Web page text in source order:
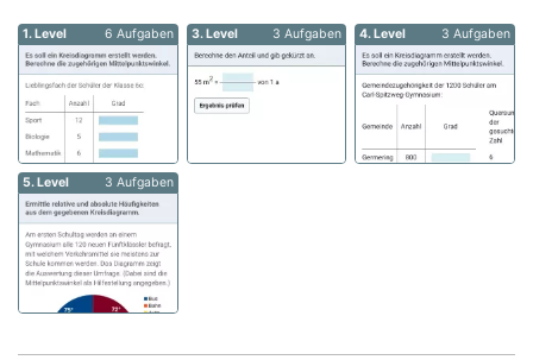
1. Level 6 Aufgaben 3. Level 3 Aufgaben 4. Level 3 Aufgaben
5. Level 3 Aufgaben